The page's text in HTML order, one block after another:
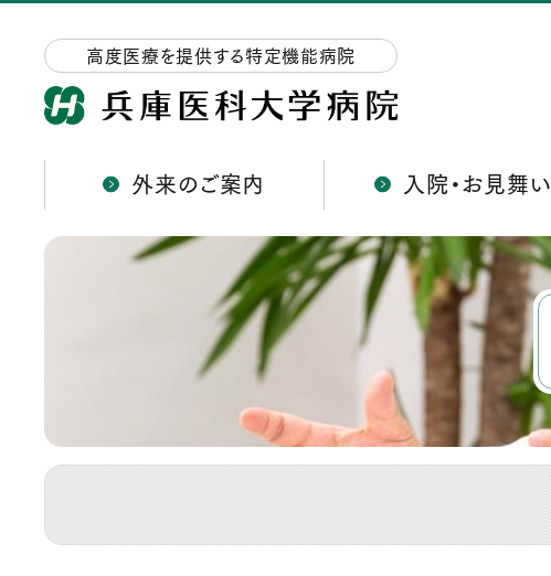
高度医療を提供する特定機能病院
外来のご案内 入院・お見舞い